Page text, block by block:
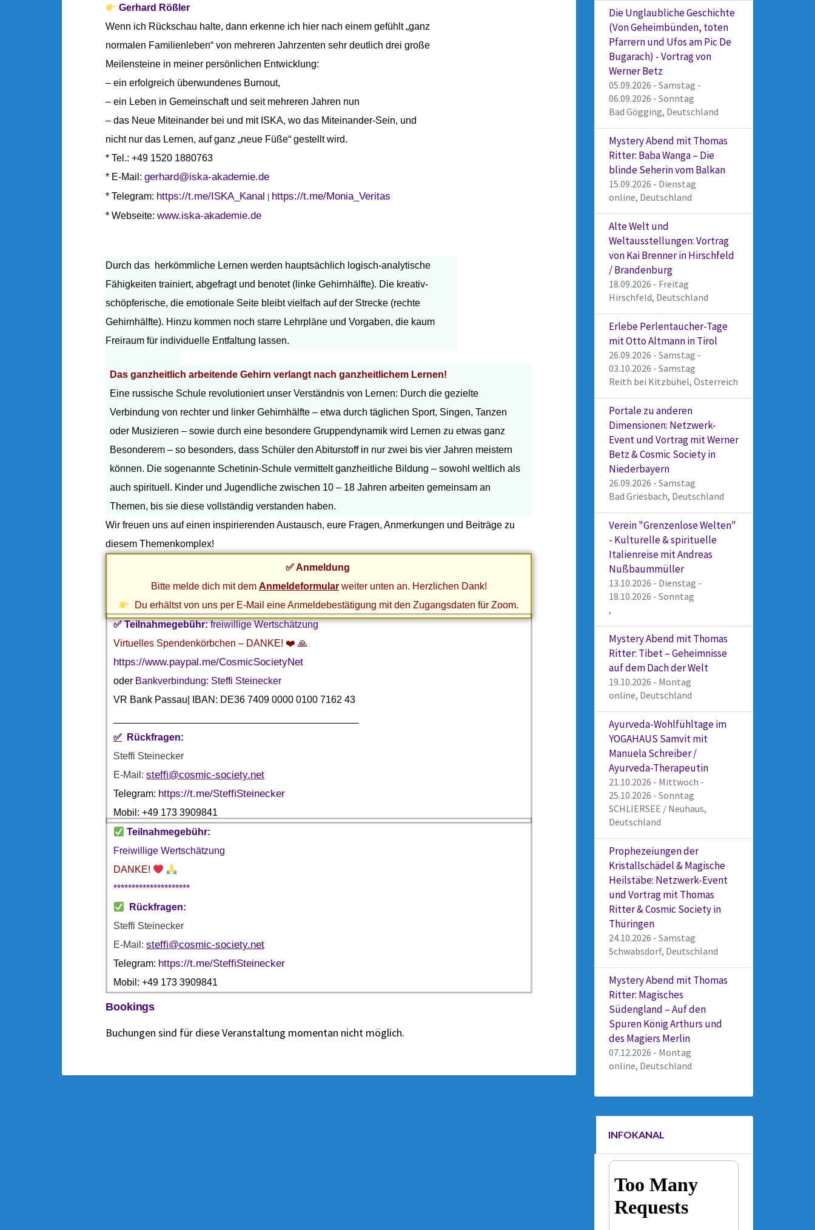
B
E
“
–
M
I
T
O
N
I
K
A
E
N
Z
E
L
L
R
U
D
G
E
R
A
R
D
R
Ö
R
Gerhard Rößler
Wenn ich Rückschau halte, dann erkenne ich hier nach einem gefühlt „ganz
normalen Familienleben“ von mehreren Jahrzenten sehr deutlich drei große
Meilensteine in meiner persönlichen Entwicklung:
– ein erfolgreich überwundenes Burnout,
– ein Leben in Gemeinschaft und seit mehreren Jahren nun
– das Neue Miteinander bei und mit ISKA, wo das Miteinander-Sein, und
nicht nur das Lernen, auf ganz „neue Füße“ gestellt wird.
* Tel.: +49 1520 1880763
* E-Mail: gerhard@iska-akademie.de
* Telegram: https://t.me/ISKA_Kanal https://t.me/Monia_Veritas
* Webseite: www.iska-akademie.de
Durch das herkömmliche Lernen werden hauptsächlich logisch-analytische
Fähigkeiten trainiert, abgefragt und benotet (linke Gehirnhälfte). Die kreativ-
schöpferische, die emotionale Seite bleibt vielfach auf der Strecke (rechte
Gehirnhälfte). Hinzu kommen noch starre Lehrpläne und Vorgaben, die kaum
Freiraum für individuelle Entfaltung lassen.
Das ganzheitlich arbeitende Gehirn verlangt nach ganzheitlichem Lernen!
Eine russische Schule revolutioniert unser Verständnis von Lernen: Durch die gezielte
Verbindung von rechter und linker Gehirnhälfte – etwa durch täglichen Sport, Singen, Tanzen
oder Musizieren – sowie durch eine besondere Gruppendynamik wird Lernen zu etwas ganz
Besonderem – so besonders, dass Schüler den Abiturstoff in nur zwei bis vier Jahren meistern
können. Die sogenannte Schetinin-Schule vermittelt ganzheitliche Bildung – sowohl weltlich als
auch spirituell. Kinder und Jugendliche zwischen 10 – 18 Jahren arbeiten gemeinsam an
Themen, bis sie diese vollständig verstanden haben.
Wir freuen uns auf einen inspirierenden Austausch, eure Fragen, Anmerkungen und Beiträge zu
diesem Themenkomplex!
✅ Anmeldung
Bitte melde dich mit dem Anmeldeformularweiter unten an. Herzlichen Dank!
Du erhältst von uns per E-Mail eine Anmeldebestätigung mit den Zugangsdaten für Zoom.
✅ Teilnahmegebühr: freiwillige Wertschätzung
Virtuelles Spendenkörbchen – DANKE! ❤️ 🙏
https://www.paypal.me/CosmicSocietyNet
oder Bankverbindung: Steffi Steinecker
VR Bank Passau| IBAN: DE36 7409 0000 0100 7162 43
✅ Rückfragen:
Steffi Steinecker
E-Mail: steffi@cosmic-society.net
Telegram: https://t.me/SteffiSteinecker
Mobil: +49 173 3909841
Teilnahmegebühr:
Freiwillige Wertschätzung
DANKE!
*********************
Rückfragen:
Steffi Steinecker
E-Mail: steffi@cosmic-society.net
Telegram: https://t.me/SteffiSteinecker
Mobil: +49 173 3909841
Bookings
Buchungen sind für diese Veranstaltung momentan nicht möglich.
Die Unglaubliche Geschichte
(Von Geheimbünden, toten
Pfarrern und Ufos am Pic De
Bugarach) - Vortrag von
Werner Betz
05.09.2026 - Samstag -
06.09.2026 - Sonntag
Bad Gögging, Deutschland
Mystery Abend mit Thomas
Ritter: Baba Wanga – Die
blinde Seherin vom Balkan
15.09.2026 - Dienstag
online, Deutschland
Alte Welt und
Weltausstellungen: Vortrag
von Kai Brenner in Hirschfeld
/ Brandenburg
18.09.2026 - Freitag
Hirschfeld, Deutschland
Erlebe Perlentaucher-Tage
mit Otto Altmann in Tirol
26.09.2026 - Samstag -
03.10.2026 - Samstag
Reith bei Kitzbühel, Österreich
Portale zu anderen
Dimensionen: Netzwerk-
Event und Vortrag mit Werner
Betz & Cosmic Society in
Niederbayern
26.09.2026 - Samstag
Bad Griesbach, Deutschland
Verein "Grenzenlose Welten"
- Kulturelle & spirituelle
Italienreise mit Andreas
Nußbaummüller
13.10.2026 - Dienstag -
18.10.2026 - Sonntag
,
Mystery Abend mit Thomas
Ritter: Tibet – Geheimnisse
auf dem Dach der Welt
19.10.2026 - Montag
online, Deutschland
Ayurveda-Wohlfühltage im
YOGAHAUS Samvit mit
Manuela Schreiber /
Ayurveda-Therapeutin
21.10.2026 - Mittwoch -
25.10.2026 - Sonntag
SCHLIERSEE / Neuhaus,
Deutschland
Prophezeiungen der
Kristallschädel & Magische
Heilstäbe: Netzwerk-Event
und Vortrag mit Thomas
Ritter & Cosmic Society in
Thüringen
24.10.2026 - Samstag
Schwabsdorf, Deutschland
Mystery Abend mit Thomas
Ritter: Magisches
Südengland – Auf den
Spuren König Arthurs und
des Magiers Merlin
07.12.2026 - Montag
online, Deutschland
INFOKANAL